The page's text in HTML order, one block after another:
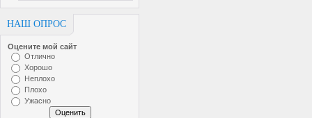
НАШ ОПРОС
Оцените мой сайт
Отлично
Хорошо
Неплохо
Плохо
Ужасно